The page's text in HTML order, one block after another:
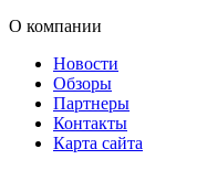
О компании
Новости
Обзоры
Партнеры
Контакты
Карта сайта